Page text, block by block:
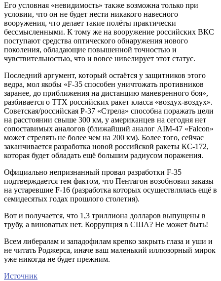
Его условная «невидимость» также возможна только при
условии, что он не будет нести никакого навесного
вооружения, что делает такие полёты практически
бессмысленными. К тому же на вооружение российских ВКС
поступают средства оптического обнаружения нового
поколения, обладающие повышенной точностью и
чувствительностью, что и вовсе нивелирует этот статус.
Последний аргумент, который остаётся у защитников этого
ведра, мол якобы «F-35 способен уничтожать противников
заранее, до приближения на дистанцию маневренного боя»,
разбивается о ТТХ российских ракет класса «воздух-воздух».
Советская/российская Р-37 «Стрела» способна поражать цели
на расстоянии свыше 300 км, у американцев на сегодня нет
сопоставимых аналогов (ближайший аналог AIM-47 «Falcon»
может стрелять не более чем на 200 км). Более того, сейчас
заканчивается разработка новой российской ракеты КС-172,
которая будет обладать ещё большим радиусом поражения.
Официально непризнанный провал разработки F-35
подтверждается тем фактом, что Пентагон возобновил заказы
на устаревшие F-16 (разработка которых осуществлялась ещё в
семидесятых годах прошлого столетия).
Вот и получается, что 1,3 триллиона долларов выпущены в
трубу, а виноватых нет. Коррупция в США? Не может быть!
Всем либералам и западофилам крепко закрыть глаза и уши и
не читать Роджерса, иначе ваш маленький иллюзорный мирок
уже никогда не будет прежним.
Источник